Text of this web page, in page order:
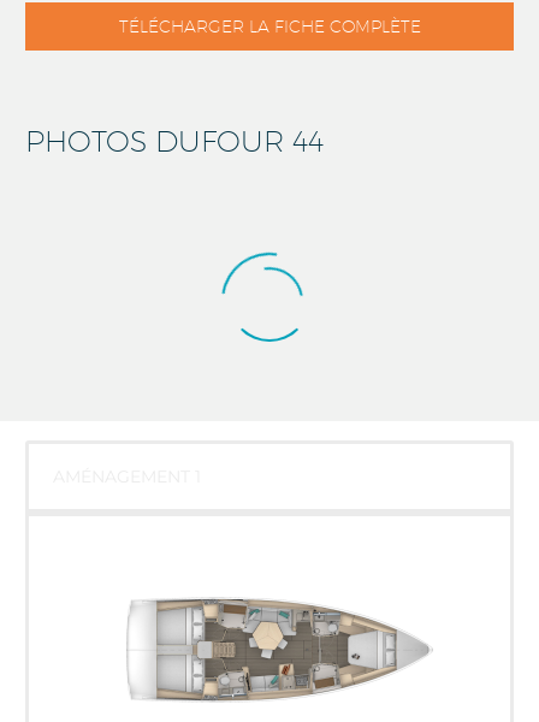
TÉLÉCHARGER LA FICHE COMPLÈTE
PHOTOS DUFOUR 44
Dufour Yachts, Port-la-Foret le 25
mars 2024, Photo © Jean-Marie
LIOT